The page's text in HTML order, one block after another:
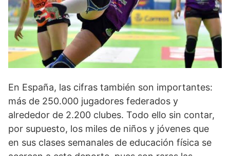
En España, las cifras también son importantes:
más de 250.000 jugadores fede­rados y
alrededor de 2.200 clubes. Todo ello sin contar,
por supuesto, los miles de niños y jóvenes que
en sus clases semanales de educación física se